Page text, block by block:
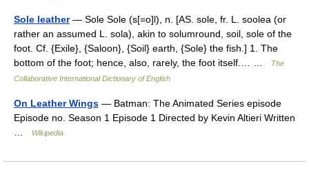
Sole leather— Sole Sole (s[=o]l), n. [AS. sole, fr. L. soolea (or
rather an assumed L. sola), akin to solumround, soil, sole of the
foot. Cf. {Exile}, {Saloon}, {Soil} earth, {Sole} the fish.] 1. The
bottom of the foot; hence, also, rarely, the foot itself.… …
The
Collaborative International Dictionary of English
On Leather Wings — Batman: The Animated Series episode
Episode no. Season 1 Episode 1 Directed by Kevin Altieri Written
Wikipedia